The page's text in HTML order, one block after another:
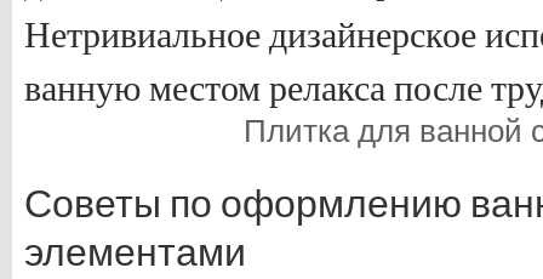
Нетривиальное дизайнерское
ванную местом релакса после
Плитка для ванной
Советы по оформлению
элементами